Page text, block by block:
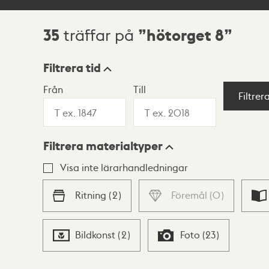
Sökresultat
35 träffar på hötorget 8
Visningsläge
Lista Karta
Filtrera tid
Från Till
Filtrera materialtyper
Visa inte lärarhandledningar
Ritning (2) Föremål (0)
Bildkonst (2) Foto (23)